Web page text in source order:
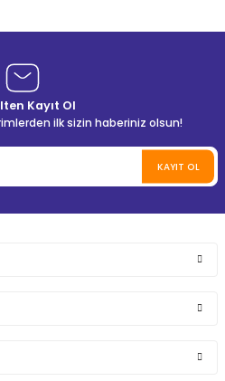
Kayıt Ol
ilk sizin haberiniz olsun!
KAYIT OL